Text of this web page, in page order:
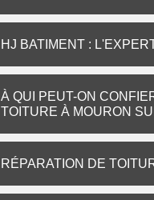
HJ BATIMENT :
À QUI PEUT-ON
TOITURE À MOURON
RÉPARATION DE